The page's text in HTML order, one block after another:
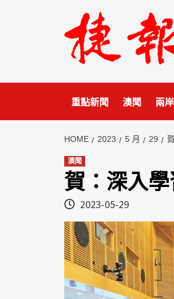
重點新聞 澳聞 兩
HOME 2023 5 月 29
澳聞
賀：深入
2023-05-29